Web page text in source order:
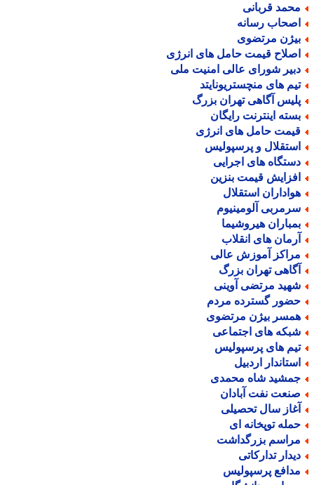
قربانی
رسانه
مرتضوی
قیمت حامل های انرژی
شورای عالی امنیت ملی
های منچستریونایتد
آگاهی تهران بزرگ
اینترنت رایگان
حامل های انرژی
و پرسپولیس
های اجرایی
قیمت بنزین
استقلال
آلومینیوم
هیروشیما
های انقلاب
آموزش عالی
تهران بزرگ
مرتضی آوینی
گسترده مردم
بیژن مرتضوی
های اجتماعی
های پرسپولیس
اردبیل
شاه محمدی
نفت آبادان
سال تحصیلی
توپخانه ای
بزرگداشت
تدارکاتی
پرسپولیس